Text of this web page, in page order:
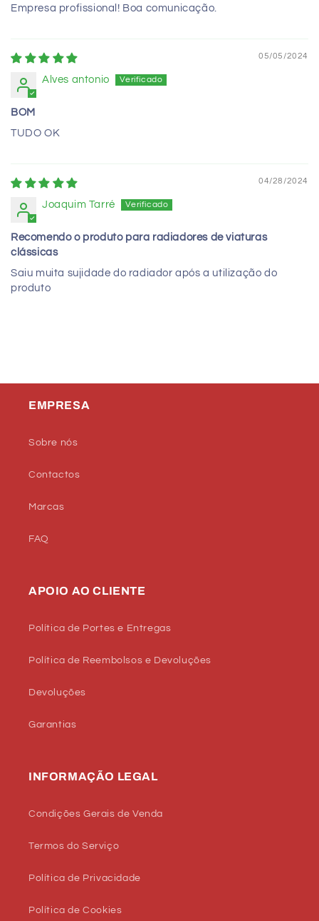
Empresa profissional! Boa comunicação.
05/05/2024
Alves antonio
BOM
TUDO OK
04/28/2024
Joaquim Tarré
Recomendo o produto para radiadores de viaturas
clássicas
Saiu muita sujidade do radiador após a utilização do
produto
EMPRESA
Sobre nós
Contactos
Marcas
FAQ
APOIO AO CLIENTE
Política de Portes e Entregas
Política de Reembolsos e Devoluções
Devoluções
Garantias
INFORMAÇÃO LEGAL
Condições Gerais de Venda
Termos do Serviço
Política de Privacidade
Política de Cookies